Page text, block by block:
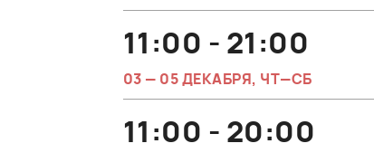
11:00 - 21:00
03 — 05 ДЕКАБРЯ, ЧТ—СБ
11:00 - 20:00